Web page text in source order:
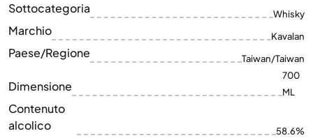
Sottocategoria Whisky
Marchio Kavalan
Paese/Regione Taiwan/Taiwan
Dimensione
700
ML
Contenuto
alcolico
58.6%